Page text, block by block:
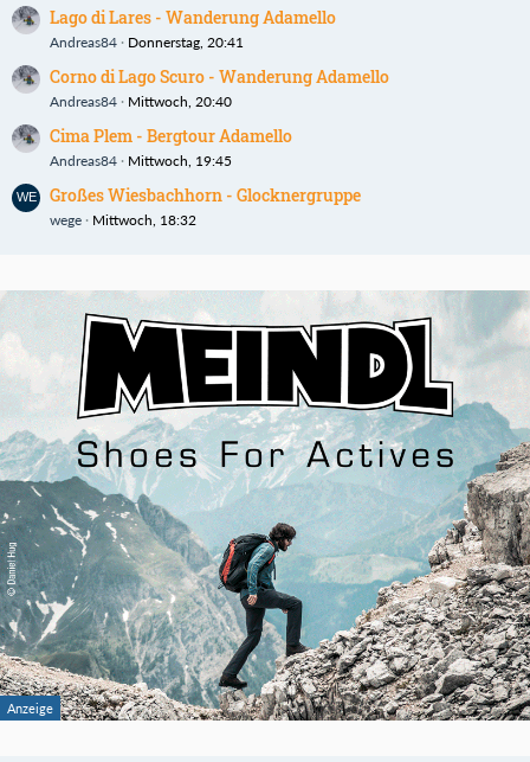
Lago di Lares - Wanderung Adamello
Andreas84 Donnerstag, 20:41
Corno di Lago Scuro - Wanderung Adamello
Andreas84 Mittwoch, 20:40
Cima Plem - Bergtour Adamello
Andreas84 Mittwoch, 19:45
Großes Wiesbachhorn - Glocknergruppe
wege Mittwoch, 18:32